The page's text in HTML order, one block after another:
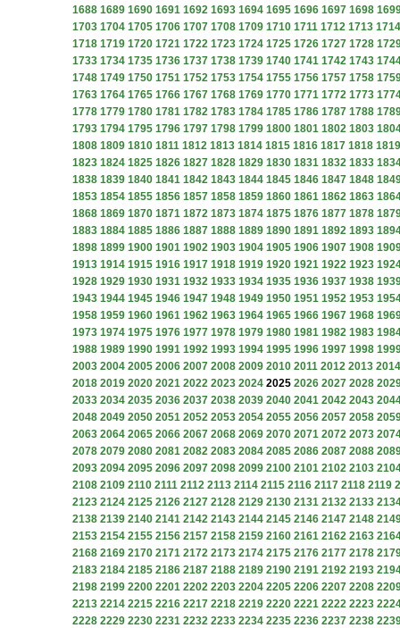
1688 1689 1690 1691 1692 1693 1694 1695 1696 1697 1698
1703 1704 1705 1706 1707 1708 1709 1710 1711 1712 1713 1714
1718 1719 1720 1721 1722 1723 1724 1725 1726 1727 1728
1733 1734 1735 1736 1737 1738 1739 1740 1741 1742 1743
1748 1749 1750 1751 1752 1753 1754 1755 1756 1757 1758
1763 1764 1765 1766 1767 1768 1769 1770 1771 1772 1773
1778 1779 1780 1781 1782 1783 1784 1785 1786 1787 1788
1793 1794 1795 1796 1797 1798 1799 1800 1801 1802 1803
1808 1809 1810 1811 1812 1813 1814 1815 1816 1817 1818 1819
1823 1824 1825 1826 1827 1828 1829 1830 1831 1832 1833
1838 1839 1840 1841 1842 1843 1844 1845 1846 1847 1848
1853 1854 1855 1856 1857 1858 1859 1860 1861 1862 1863
1868 1869 1870 1871 1872 1873 1874 1875 1876 1877 1878
1883 1884 1885 1886 1887 1888 1889 1890 1891 1892 1893
1898 1899 1900 1901 1902 1903 1904 1905 1906 1907 1908
1913 1914 1915 1916 1917 1918 1919 1920 1921 1922 1923
1928 1929 1930 1931 1932 1933 1934 1935 1936 1937 1938
1943 1944 1945 1946 1947 1948 1949 1950 1951 1952 1953
1958 1959 1960 1961 1962 1963 1964 1965 1966 1967 1968
1973 1974 1975 1976 1977 1978 1979 1980 1981 1982 1983
1988 1989 1990 1991 1992 1993 1994 1995 1996 1997 1998
2003 2004 2005 2006 2007 2008 2009 2010 2011 2012 2013 2014
2018 2019 2020 2021 2022 2023 2024 2025 2026 2027 2028
2033 2034 2035 2036 2037 2038 2039 2040 2041 2042 2043
2048 2049 2050 2051 2052 2053 2054 2055 2056 2057 2058
2063 2064 2065 2066 2067 2068 2069 2070 2071 2072 2073
2078 2079 2080 2081 2082 2083 2084 2085 2086 2087 2088
2093 2094 2095 2096 2097 2098 2099 2100 2101 2102 2103
2108 2109 2110 2111 2112 2113 2114 2115 2116 2117 2118 2119
2123 2124 2125 2126 2127 2128 2129 2130 2131 2132 2133
2138 2139 2140 2141 2142 2143 2144 2145 2146 2147 2148
2153 2154 2155 2156 2157 2158 2159 2160 2161 2162 2163
2168 2169 2170 2171 2172 2173 2174 2175 2176 2177 2178
2183 2184 2185 2186 2187 2188 2189 2190 2191 2192 2193
2198 2199 2200 2201 2202 2203 2204 2205 2206 2207 2208
2213 2214 2215 2216 2217 2218 2219 2220 2221 2222 2223
2228 2229 2230 2231 2232 2233 2234 2235 2236 2237 2238